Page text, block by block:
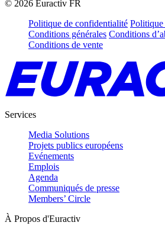
© 2026 Euractiv FR
Politique de confidentialité Politique
Conditions générales Conditions
Conditions de vente
Services
Media Solutions
Projets publics européens
Evénements
Emplois
Agenda
Communiqués de presse
Members’ Circle
À Propos d'Euractiv